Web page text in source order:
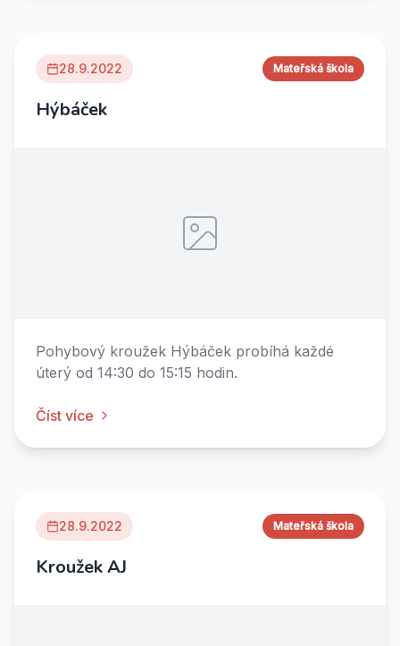
28.9.2022 Mateřská škola
Hýbáček
Pohybový kroužek Hýbáček probíhá každé
úterý od 14:30 do 15:15 hodin.
Číst více
28.9.2022 Mateřská škola
Kroužek AJ